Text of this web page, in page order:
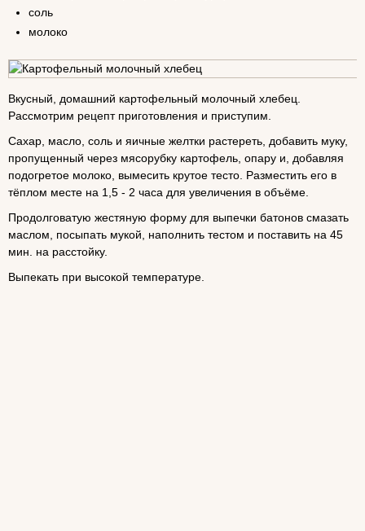
соль
молоко
Вкусный, домашний картофельный молочный хлебец.
Рассмотрим рецепт приготовления и приступим.
Сахар, масло, соль и яичные желтки растереть, добавить муку,
пропущенный через мясорубку картофель, опару и, добавляя
подогретое молоко, вымесить крутое тесто. Разместить его в
тёплом месте на 1,5 - 2 часа для увеличения в объёме.
Продолговатую жестяную форму для выпечки батонов смазать
маслом, посыпать мукой, наполнить тестом и поставить на 45
мин. на расстойку.
Выпекать при высокой температуре.